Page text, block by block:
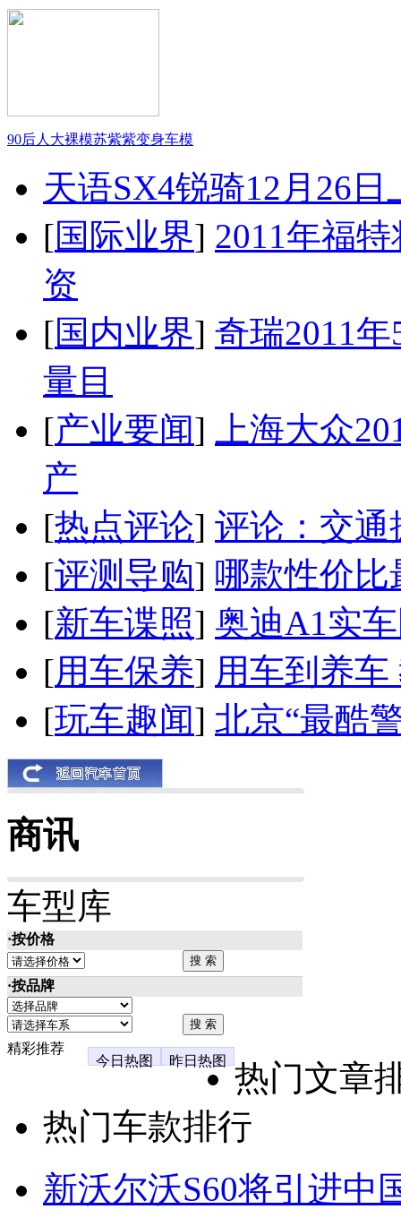
90后人大裸模苏紫紫变身车模
天语SX4锐骑12月26
[国际业界] 2011年福
资
[国内业界] 奇瑞2011
量目
[产业要闻]
上海大众
产
[热点评论] 评论：交通
[评测导购] 哪款性价比
[新车谍照] 奥迪A1实
[用车保养] 用车到养
[玩车趣闻] 北京“最酷
商讯
车型库
·按价格
·按品牌
精彩推荐
今日热图
昨日热图
热门文章
热门车款排行
新沃尔沃S60将引进中